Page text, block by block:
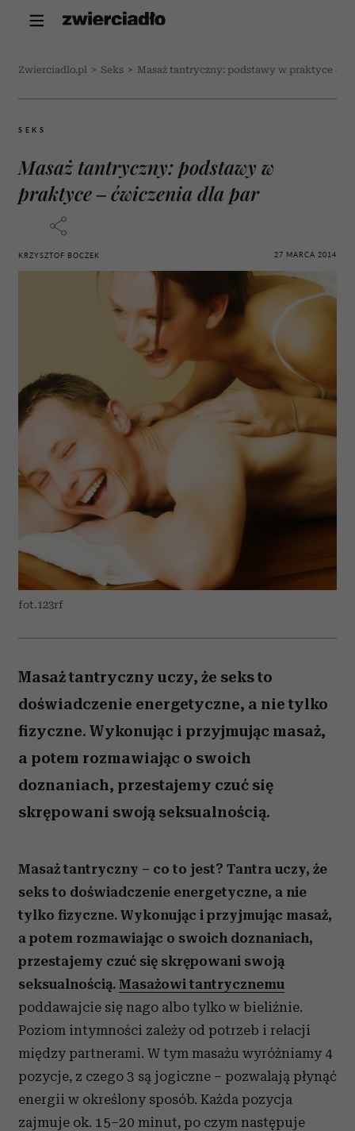
Zwierciadlo.pl > Seks > Masaż tantryczny: podstawy w praktyce –
SEKS
Masaż tantryczny: podstawy w
praktyce – ćwiczenia dla par
KRZYSZTOF BOCZEK 27 MARCA 2014
fot.123rf
Masaż tantryczny uczy, że seks to
doświadczenie energetyczne, a nie tylko
fizyczne. Wykonując i przyjmując masaż,
a potem rozmawiając o swoich
doznaniach, przestajemy czuć się
skrępowani swoją seksualnością.
Masaż tantryczny – co to jest? Tantra uczy, że
seks to doświadczenie energetyczne, a nie
tylko fizyczne. Wykonując i przyjmując masaż,
a potem rozmawiając o swoich doznaniach,
przestajemy czuć się skrępowani swoją
seksualnością. Masażowi tantrycznemu
poddawajcie się nago albo tylko w bieliźnie.
Poziom intymności zależy od potrzeb i relacji
między partnerami. W tym masażu wyróżniamy 4
pozycje, z czego 3 są jogiczne – pozwalają płynąć
energii w określony sposób. Każda pozycja
zajmuje ok. 15–20 minut, po czym następuje